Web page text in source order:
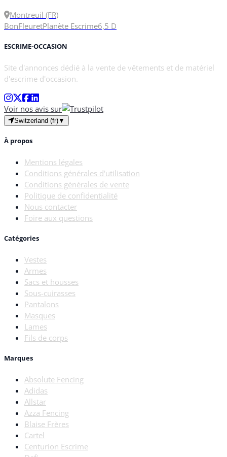
Montreuil (FR)
BonFleuretPlanète Escrime6,5 D
ESCRIME-OCCASION
Site d'annonces dédié à la vente de vêtements et de matériel
d'escrime d'occasion.
Voir nos avis sur
Switzerland (fr)▼
À propos
Mentions légales
Conditions générales d'utilisation
Conditions générales de vente
Politique de confidentialité
Nous contacter
Foire aux questions
Catégories
Vestes
Armes
Sacs et housses
Sous-cuirasses
Pantalons
Masques
Lames
Fils de corps
Marques
Absolute Fencing
Adidas
Allstar
Azza Fencing
Blaise Frères
Cartel
Centurion Escrime